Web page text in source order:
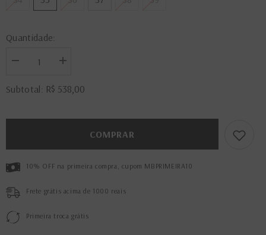
Quantidade:
Diminuir
de
Alcaparra
Aumentar
de
Alcaparra
Subtotal: R$ 538,00
COMPRAR
10% OFF na primeira compra, cupom MBPRIMEIRA10
Frete grátis acima de 1000 reais
Primeira troca grátis